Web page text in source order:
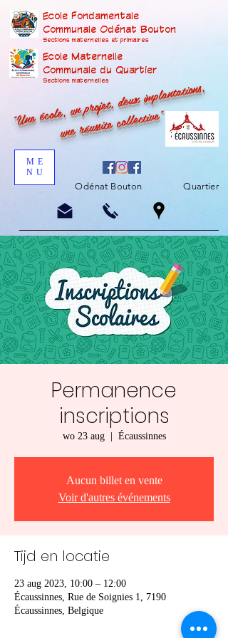
Ecole Fondamentale
Communale Odénat Bouton
Sections maternelles et primaires
Ecole Maternelle
Communale du Quartier
Sections maternelles
"Une école, un projet, deux implantations,
une réussite collective"
ME
NU
Odénat Bouton Quartier
Permanence
inscriptions
wo 23 aug
  |
Écaussinnes
Aucun billet en vente
Voir d'autres événements
Tijd en locatie
23 aug 2023, 10:00 – 12:00
Écaussinnes, Rue de Soignies 1, 7190
Écaussinnes, Belgique